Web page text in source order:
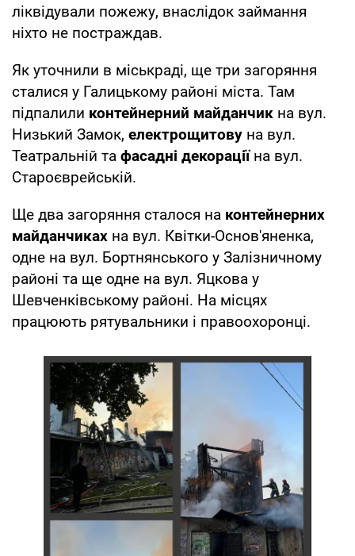
ліквідували пожежу, внаслідок займання
ніхто не постраждав.
Як уточнили в міськраді, ще три загоряння
сталися у Галицькому районі міста. Там
підпалили контейнерний майданчик на вул.
Низький Замок, електрощитову на вул.
Театральній та фасадні декораціїна вул.
Староєврейській.
Ще два загоряння сталося на контейнерних
майданчиках на вул. Квітки-Основ'яненка,
одне на вул. Бортнянського у Залізничному
районі та ще одне на вул. Яцкова у
Шевченківському районі. На місцях
працюють рятувальники і правоохоронці.